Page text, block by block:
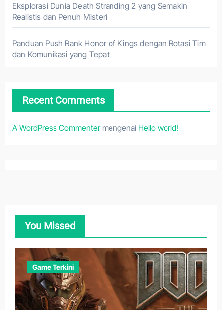
Eksplorasi Dunia Death Stranding 2 yang Semakin
Realistis dan Penuh Misteri
Panduan Push Rank Honor of Kings dengan Rotasi Tim
dan Komunikasi yang Tepat
Recent Comments
A WordPress Commentermengenai Hello world!
You Missed
Game Terkini